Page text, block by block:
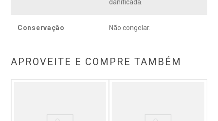
danificada.
Conservação Não congelar.
APROVEITE E COMPRE TAMBÉM